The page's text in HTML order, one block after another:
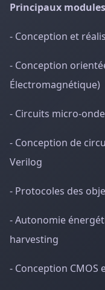
Principaux
- Conception et
- Conception
Électromagnétique)
- Circuits micro-
- Conception de
Verilog
- Protocoles des
- Autonomie
harvesting
- Conception